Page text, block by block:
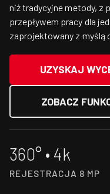
niż tradycyjne metody, z
przepływem pracy dla
zaprojektowany z myślą
UZYSKAJ
ZOBACZ
360° • 4k
REJESTRACJA 8 MP